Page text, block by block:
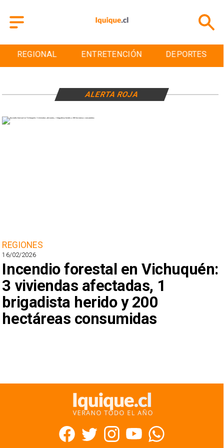
REGIONAL ENTRETENCIÓN DEPORTES
REGIONES
16/02/2026
Incendio forestal en Vichuquén:
3 viviendas afectadas, 1
brigadista herido y 200
hectáreas consumidas
ALERTA ROJA